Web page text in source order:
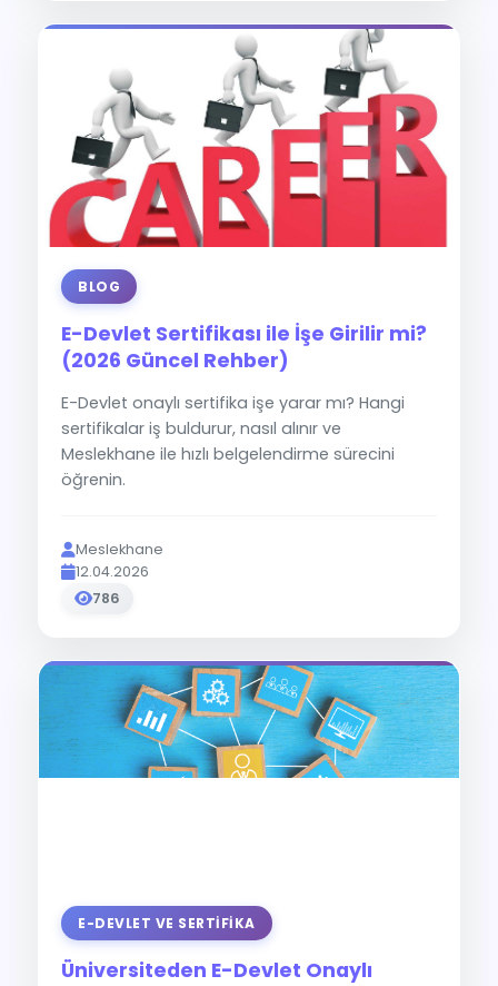
BLOG
E-Devlet Sertifikası ile İşe Girilir mi?
(2026 Güncel Rehber)
E-Devlet onaylı sertifika işe yarar mı? Hangi
sertifikalar iş buldurur, nasıl alınır ve
Meslekhane ile hızlı belgelendirme sürecini
öğrenin.
Meslekhane
12.04.2026
786
E-DEVLET VE SERTIFIKA
Üniversiteden E-Devlet Onaylı